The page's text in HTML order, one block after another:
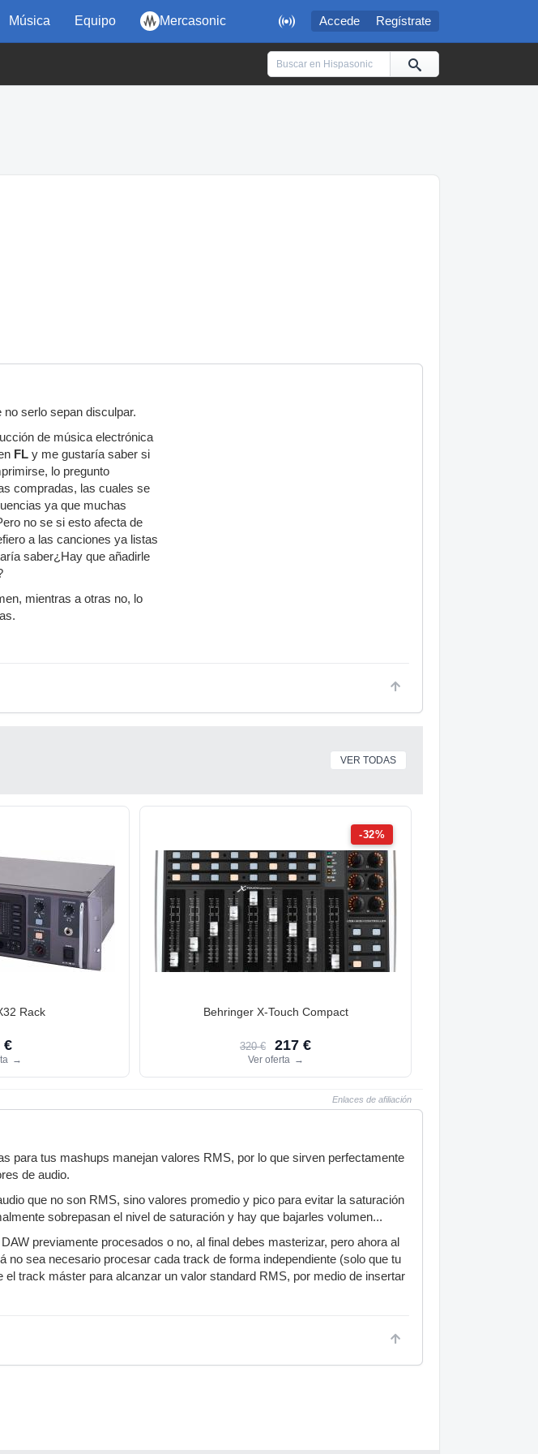
 Accede Regístrate
Música Equipo Mercasonic
serlo sepan disculpar.
de música electrónica
FL y me gustaría saber si
lo pregunto
compradas, las cuales se
ya que muchas
no se si esto afecta de
a las canciones ya listas
saber¿Hay que añadirle
mientras a otras no, lo
VER TODAS
Rack
€
→
-32%
Behringer X-Touch Compact
320 € 217 €
Ver oferta →
Enlaces de afiliación
para tus mashups manejan valores RMS, por lo que sirven perfectamente
de audio.
que no son RMS, sino valores promedio y pico para evitar la saturación
sobrepasan el nivel de saturación y hay que bajarles volumen...
previamente procesados o no, al final debes masterizar, pero ahora al
sea necesario procesar cada track de forma independiente (solo que tu
track máster para alcanzar un valor standard RMS, por medio de insertar